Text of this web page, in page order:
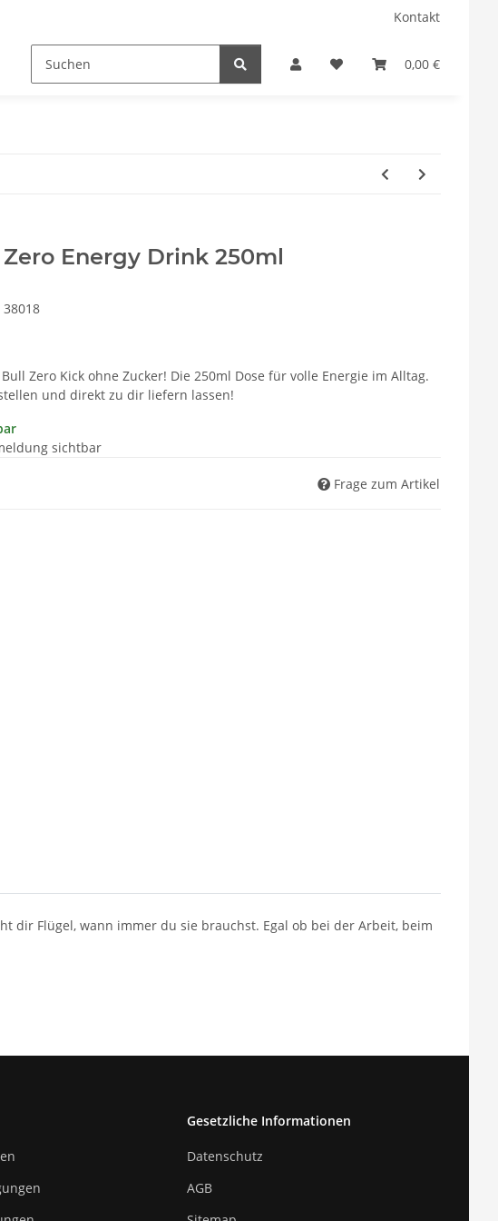
Kontakt
0,00 €
Energy Drink 250ml
38018
Zero Kick ohne Zucker! Die 250ml Dose für volle Energie im Alltag.
und direkt zu dir liefern lassen!
sichtbar
Frage zum Artikel
dir Flügel, wann immer du sie brauchst. Egal ob bei der Arbeit, beim
Gesetzliche Informationen
Datenschutz
AGB